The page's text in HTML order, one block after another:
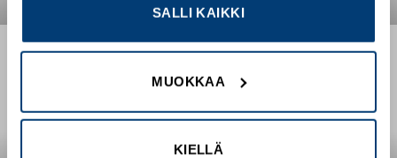
SALLI KAIKKI
MUOKKAA
KIELLÄ